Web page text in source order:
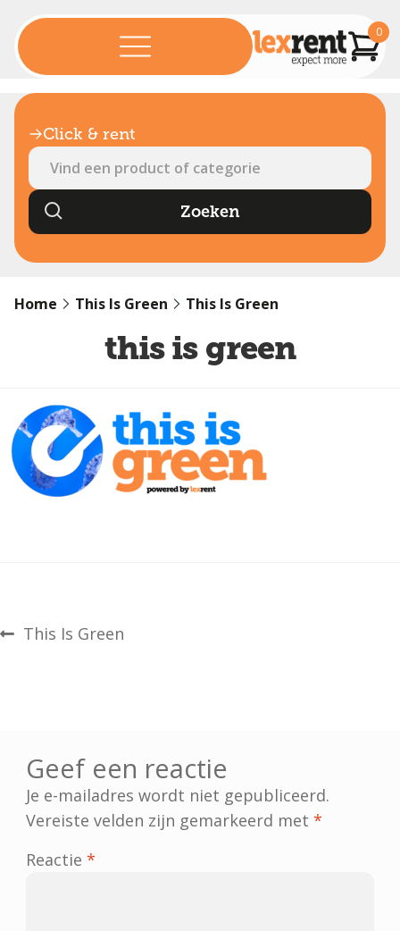
0
Click & rent
Home This Is Green This Is Green
this is green
bericht
Vorig
This Is Green
Geef een reactie
Je e-mailadres wordt niet gepubliceerd.
Vereiste velden zijn gemarkeerd met*
Reactie*